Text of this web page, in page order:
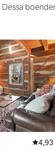
4,93
4,93